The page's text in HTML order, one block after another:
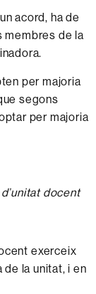
un acord, ha de
membres de la
permajoria
segons
per majoria
docent
exerceix
de launitat, i en